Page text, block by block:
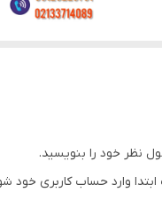
نظر خود را بنویسید.
وارد حساب کاربری خود